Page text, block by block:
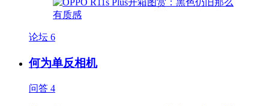
论坛 6
何为单反相机
问答 4